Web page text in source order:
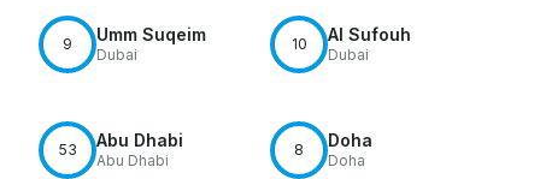
9 Umm Suqeim
Dubai
10 Al Sufouh
Dubai
53 Abu Dhabi
Abu Dhabi
8 Doha
Doha